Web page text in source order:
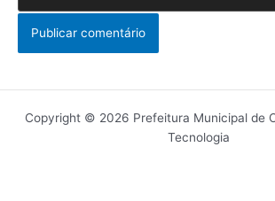
Copyright © 2026 Prefeitura Municipal de
Tecnologia